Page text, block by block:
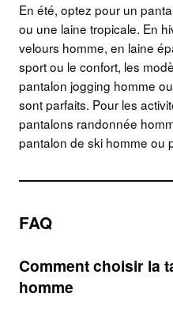
En été, optez pour un
ou une laine tropicale. En
velours homme, en laine
sport ou le confort, les
pantalon jogging homme
sont parfaits. Pour les
pantalons randonnée
pantalon de ski homme ou
FAQ
Comment choisir la
homme